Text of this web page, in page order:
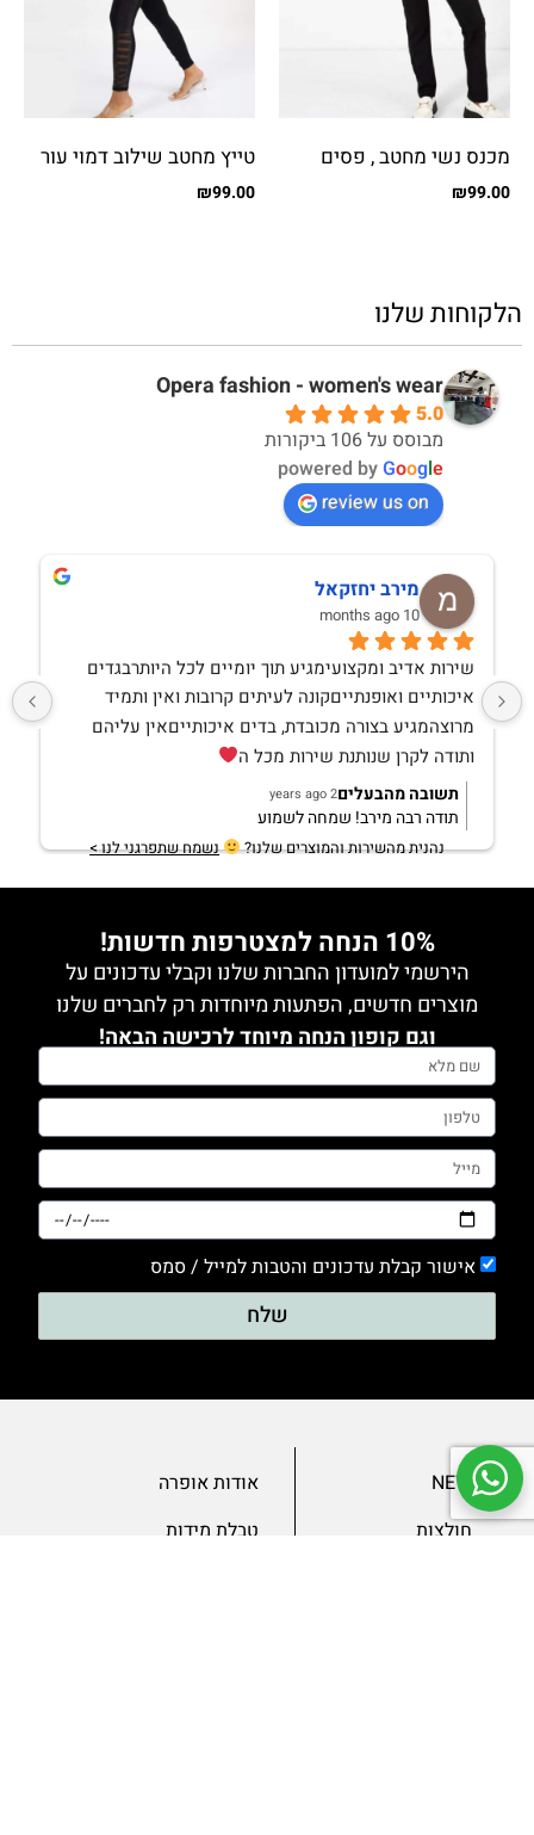
מכנס נשי מחטב , פסים
דקים₪99.00
טייץ מחטב שילוב דמוי עור
פפיונים
₪99.00
הלקוחות שלנו
Opera fashion - women's wear
5.0
מבוסס על 106 ביקורות
powered byGoogle
review us on
מירב יחזקאל
10 months ago
ותודה לקרן שנותנת שירות מכל ה
תשובה מהבעלים2 years ago
תודה רבה מירב! שמחה לשמוע
נהנית מהשירות והמוצרים שלנו? נשמח שתפרגני לנו >
10% הנחה למצטרפות חדשות!
הירשמי למועדון החברות שלנו וקבלי עדכונים על
מוצרים חדשים, הפתעות מיוחדות רק לחברים שלנו
וגם קופון הנחה מיוחד לרכישה הבאה!
אישור קבלת עדכונים והטבות למייל / סמס
שלח
NEW
חולצות
אודות אופרה
טבלת מידות